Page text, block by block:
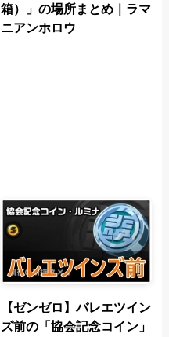
箱）」の場所まとめ｜ラマ
ニアンホロウ
【ゼンゼロ】バレエツイン
ズ前の「協会記念コイン」